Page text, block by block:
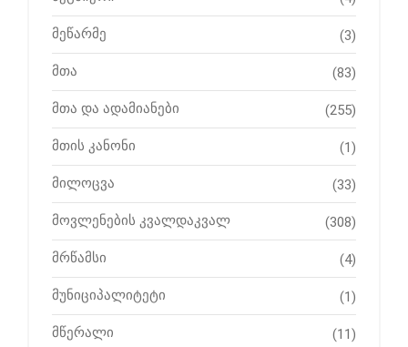
მეწარმე (3)
მთა (83)
მთა და ადამიანები (255)
მთის კანონი (1)
მილოცვა (33)
მოვლენების კვალდაკვალ (308)
მრწამსი (4)
მუნიციპალიტეტი (1)
მწერალი (11)